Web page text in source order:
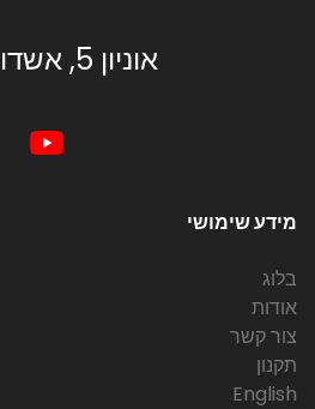
אוניון 5, אשדוד
מידע שימושי
בלוג
אודות
צור קשר
תקנון
English